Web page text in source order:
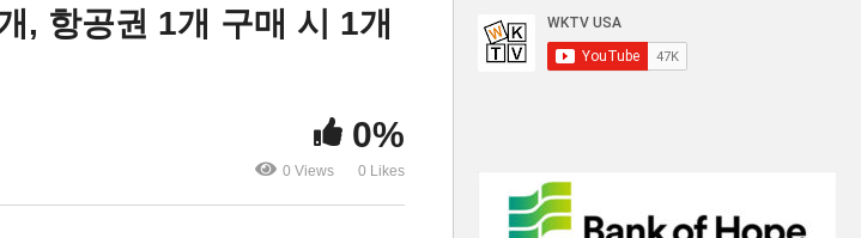
, 항공권 1개 구매 시 1개
0%
0 Views 0 Likes